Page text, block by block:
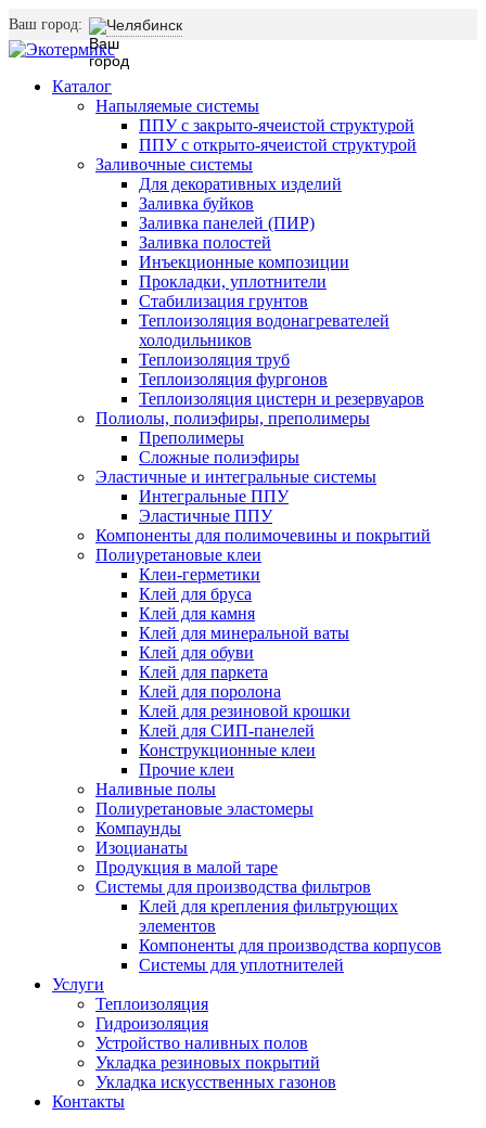
Ваш город: Челябинск
Каталог
Напыляемые системы
ППУ с закрыто-ячеистой структурой
ППУ с открыто-ячеистой структурой
Заливочные системы
Для декоративных изделий
Заливка буйков
Заливка панелей (ПИР)
Заливка полостей
Инъекционные композиции
Прокладки, уплотнители
Стабилизация грунтов
Теплоизоляция водонагревателей
холодильников
Теплоизоляция труб
Теплоизоляция фургонов
Теплоизоляция цистерн и резервуаров
Полиолы, полиэфиры, преполимеры
Преполимеры
Сложные полиэфиры
Эластичные и интегральные системы
Интегральные ППУ
Эластичные ППУ
Компоненты для полимочевины и покрытий
Полиуретановые клеи
Клеи-герметики
Клей для бруса
Клей для камня
Клей для минеральной ваты
Клей для обуви
Клей для паркета
Клей для поролона
Клей для резиновой крошки
Клей для СИП-панелей
Конструкционные клеи
Прочие клеи
Наливные полы
Полиуретановые эластомеры
Компаунды
Изоцианаты
Продукция в малой таре
Системы для производства фильтров
Клей для крепления фильтрующих
элементов
Компоненты для производства корпусов
Системы для уплотнителей
Услуги
Теплоизоляция
Гидроизоляция
Устройство наливных полов
Укладка резиновых покрытий
Укладка искусственных газонов
Контакты